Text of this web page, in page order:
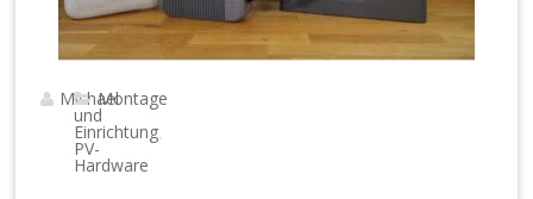
MichaelMontage
und
Einrichtung,
PV-
Hardware